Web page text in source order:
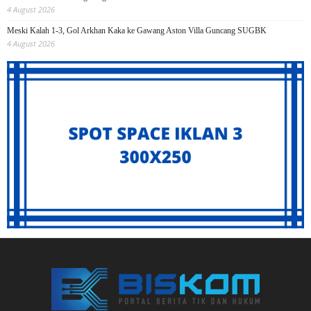
4 August 2026
Meski Kalah 1-3, Gol Arkhan Kaka ke Gawang Aston Villa Guncang SUGBK
4 August 2026